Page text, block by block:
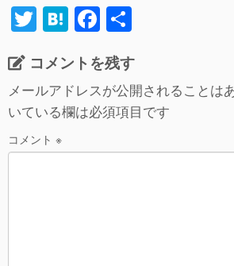
T
tt
er
H
e
n
a
F
a
c
e
b
o
コメントを残す
メールアドレスが公開されることは
いている欄は必須項目です
コメント ※